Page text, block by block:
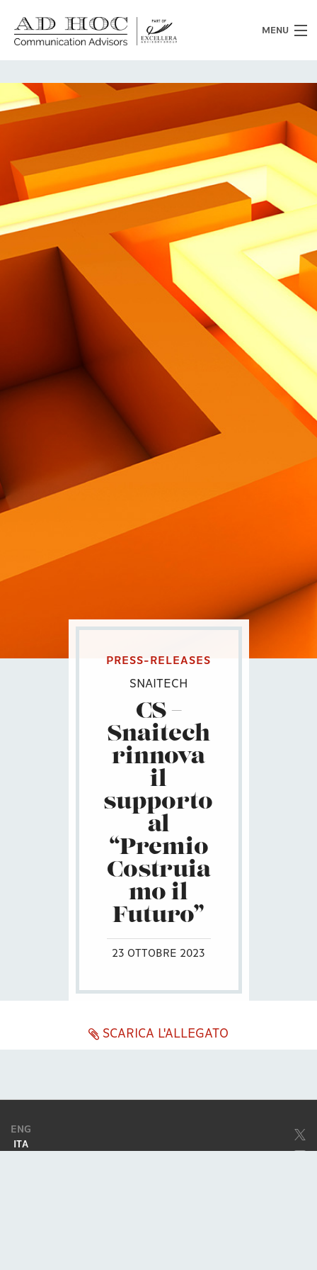
MENU
Chi siamo
Cosa facciamo
News
Clienti
Heritage
Lavora con noi
Contatti
PRESS-RELEASES
SNAITECH
CS –
Snaitech
rinnova
il
supporto
al
“Premio
Costruia
mo il
Futuro”
23 OTTOBRE 2023
SCARICA L'ALLEGATO
ENG
ITA